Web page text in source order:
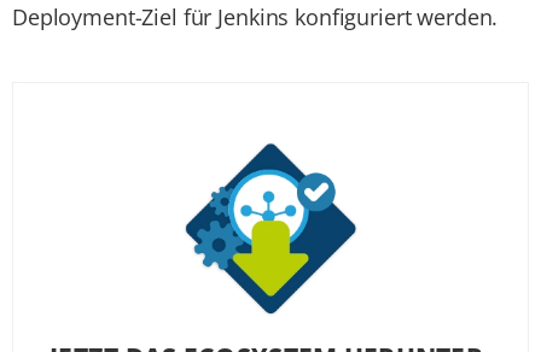
Deployment-Ziel für Jenkins konfiguriert werden.